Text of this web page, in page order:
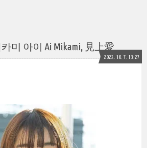
미 아이 Ai Mikami, 見上愛
2022. 10. 7. 13:27